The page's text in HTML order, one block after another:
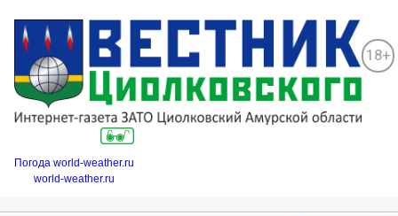
18+
Погода world-weather.ru
world-weather.ru